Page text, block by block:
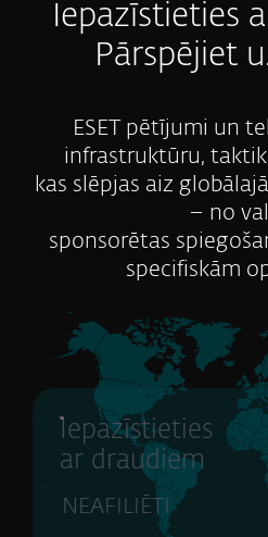
Iepazīstieties
Pārspējiet
ESET pētījumi un
infrastruktūru,
kas slēpjas aiz
– no
sponsorētas
specifiskām
Iepazīstieties
ar draudiem
NEAFILIĒTI